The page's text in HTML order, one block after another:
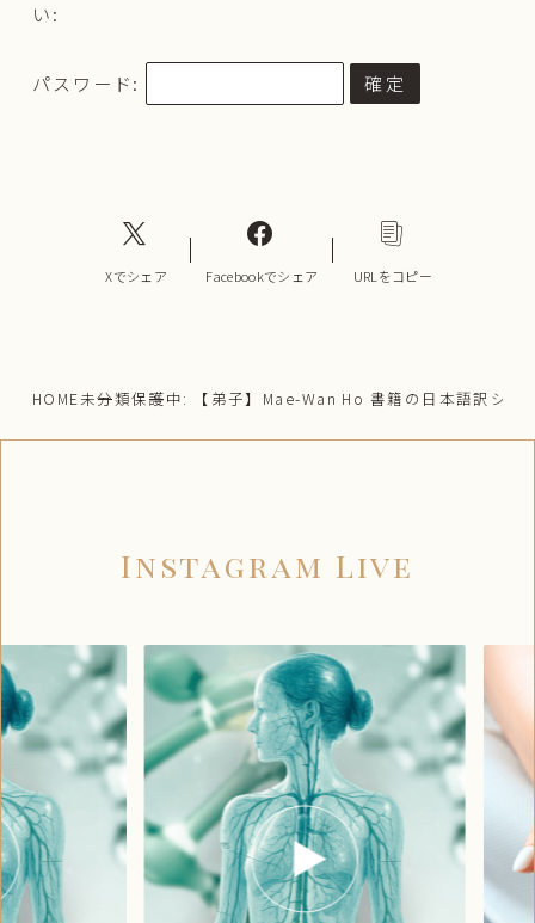
い:
パスワード:
Xでシェア Facebookでシェア URLをコピー
HOME未分類保護中: 【弟子】Mae-Wan Ho 書籍の日本語訳シェ
Instagram Live